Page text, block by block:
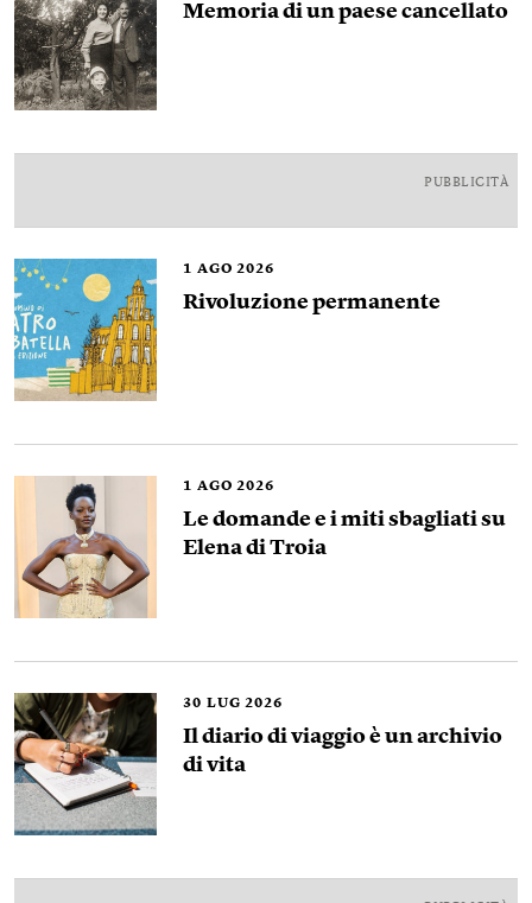
Memoria di un paese cancellato
PUBBLICITÀ
1 AGO 2026
Rivoluzione permanente
1 AGO 2026
Le domande e i miti sbagliati su
Elena di Troia
30 LUG 2026
Il diario di viaggio è un archivio
di vita